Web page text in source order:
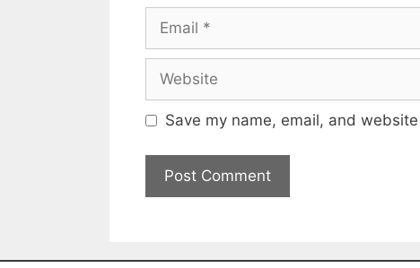
Save my name, email, and